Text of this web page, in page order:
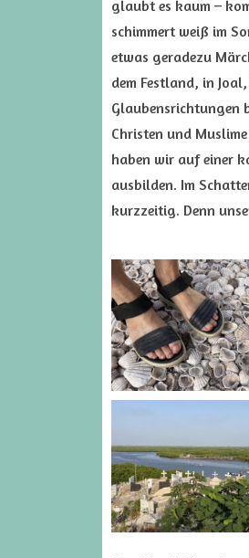
glaubt es kaum –
schimmert weiß im
etwas geradezu
dem Festland, in
Glaubensrichtungen
Christen und
haben wir auf einer
ausbilden. Im
kurzzeitig. Denn